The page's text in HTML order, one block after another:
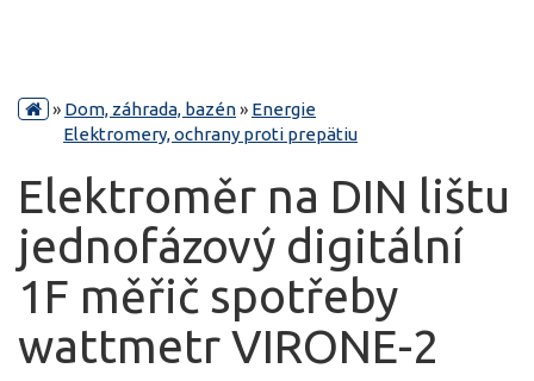
» Dom, záhrada, bazén» Energie
Elektromery, ochrany proti prepätiu
Elektroměr na DIN lištu
jednofázový digitální
1F měřič spotřeby
wattmetr VIRONE-2